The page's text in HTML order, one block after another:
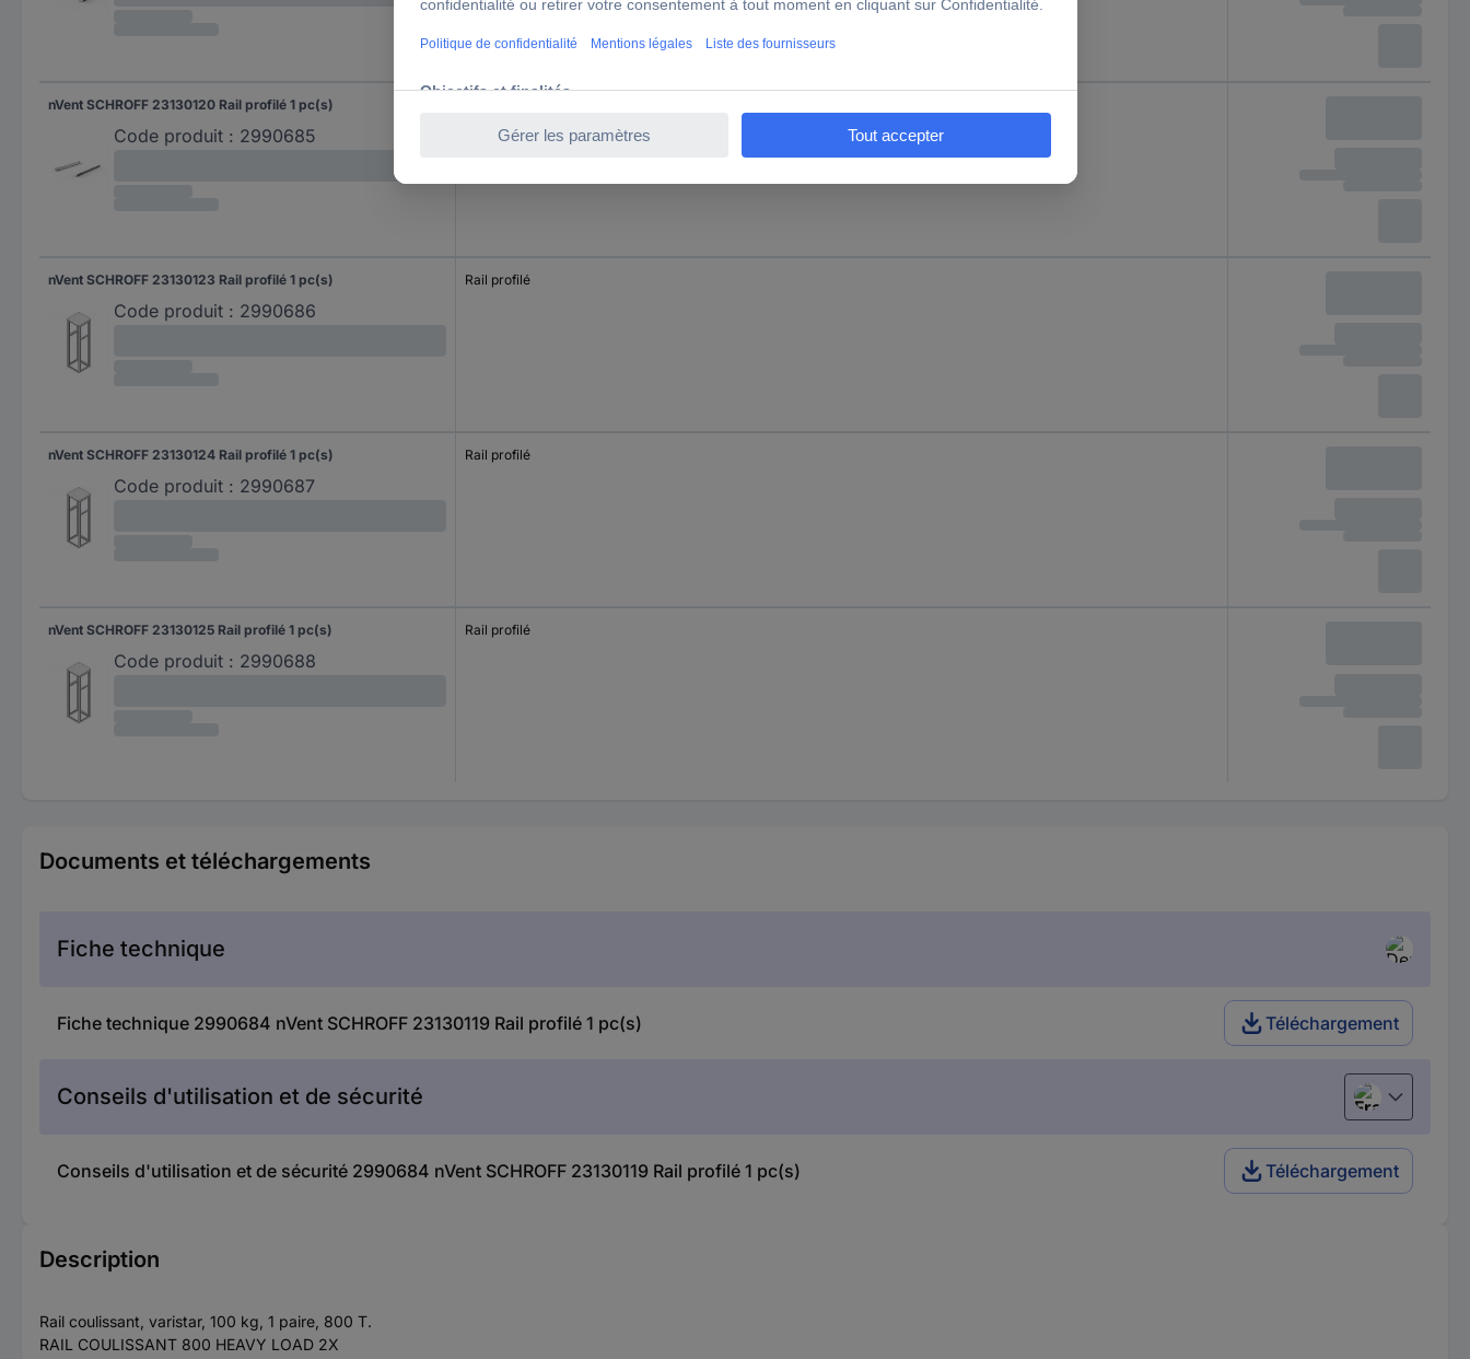
nVent SCHROFF 23130120 Rail profilé 1 pc(s)
Code produit : 2990685
nVent SCHROFF 23130123 Rail profilé 1 pc(s)
Code produit : 2990686
Rail profilé
nVent SCHROFF 23130124 Rail profilé 1 pc(s)
Code produit : 2990687
Rail profilé
nVent SCHROFF 23130125 Rail profilé 1 pc(s)
Code produit : 2990688
Rail profilé
Documents et téléchargements
Fiche technique
Fiche technique 2990684 nVent SCHROFF 23130119 Rail profilé 1 pc(s) Téléchargement
Conseils d'utilisation et de sécurité Français
Conseils d'utilisation et de sécurité 2990684 nVent SCHROFF 23130119 Rail profilé 1 pc(s) Téléchargement
Description
Rail coulissant, varistar, 100 kg, 1 paire, 800 T.
RAIL COULISSANT 800 HEAVY LOAD 2X